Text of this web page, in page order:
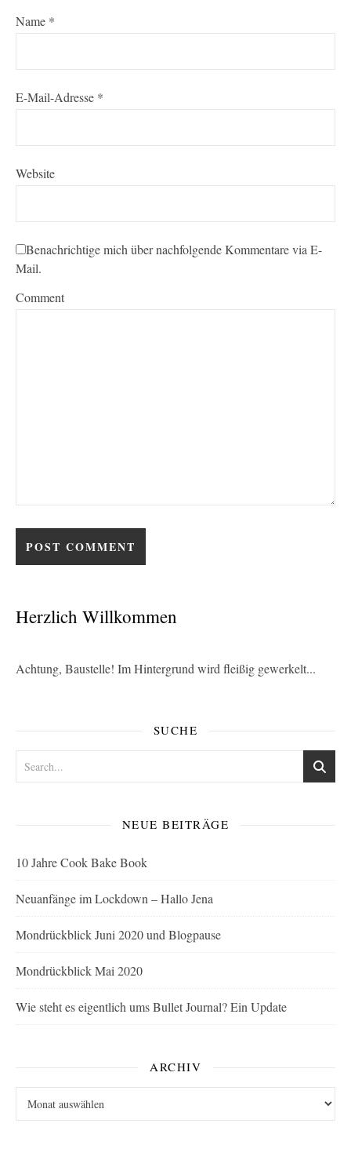
Name *
E-Mail-Adresse *
Website
Benachrichtige mich über nachfolgende Kommentare via E-
Mail.
Comment
Herzlich Willkommen
Achtung, Baustelle! Im Hintergrund wird fleißig gewerkelt...
SUCHE
NEUE BEITRÄGE
10 Jahre Cook Bake Book
Neuanfänge im Lockdown – Hallo Jena
Mondrückblick Juni 2020 und Blogpause
Mondrückblick Mai 2020
Wie steht es eigentlich ums Bullet Journal? Ein Update
ARCHIV